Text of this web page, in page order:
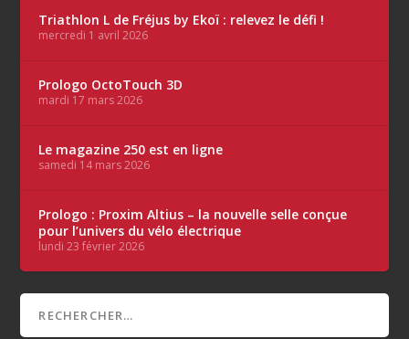
Triathlon L de Fréjus by Ekoï : relevez le défi !
mercredi 1 avril 2026
Prologo OctoTouch 3D
mardi 17 mars 2026
Le magazine 250 est en ligne
samedi 14 mars 2026
Prologo : Proxim Altius – la nouvelle selle conçue
pour l’univers du vélo électrique
lundi 23 février 2026